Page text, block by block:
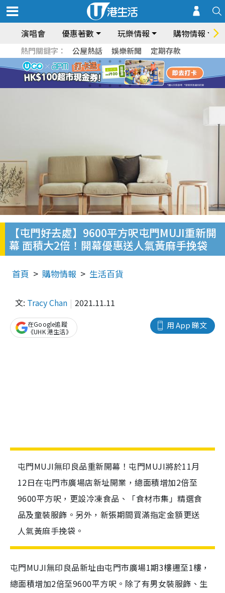
演唱會 優惠著數 玩樂情報 購物情報
熱門關鍵字： 公屋熱話 娛樂新聞 定期存款
【屯門好去處】9600平方呎屯門MUJI重新開
幕 面積大2倍！開幕優惠送人氣黃麻手挽袋
首頁 購物情報 生活百貨
文: Tracy Chan 2021.11.11
用 App 睇文
在Google追蹤
《UHK 港生活》
屯門MUJI無印良品重新開幕！屯門MUJI將於11月
12日在屯門市廣場店新址開業，總面積增加2倍至
9600平方呎，更設冷凍食品、「食材市集」精選食
品及童裝服飾。另外，新張期間買滿指定金額更送
人氣黃麻手挽袋。
屯門MUJI無印良品新址由屯門市廣場1期3樓遷至1樓，
總面積增加2倍至9600平方呎。除了有男女裝服飾、生